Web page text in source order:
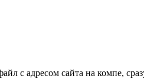
с адресом сайта на компе,